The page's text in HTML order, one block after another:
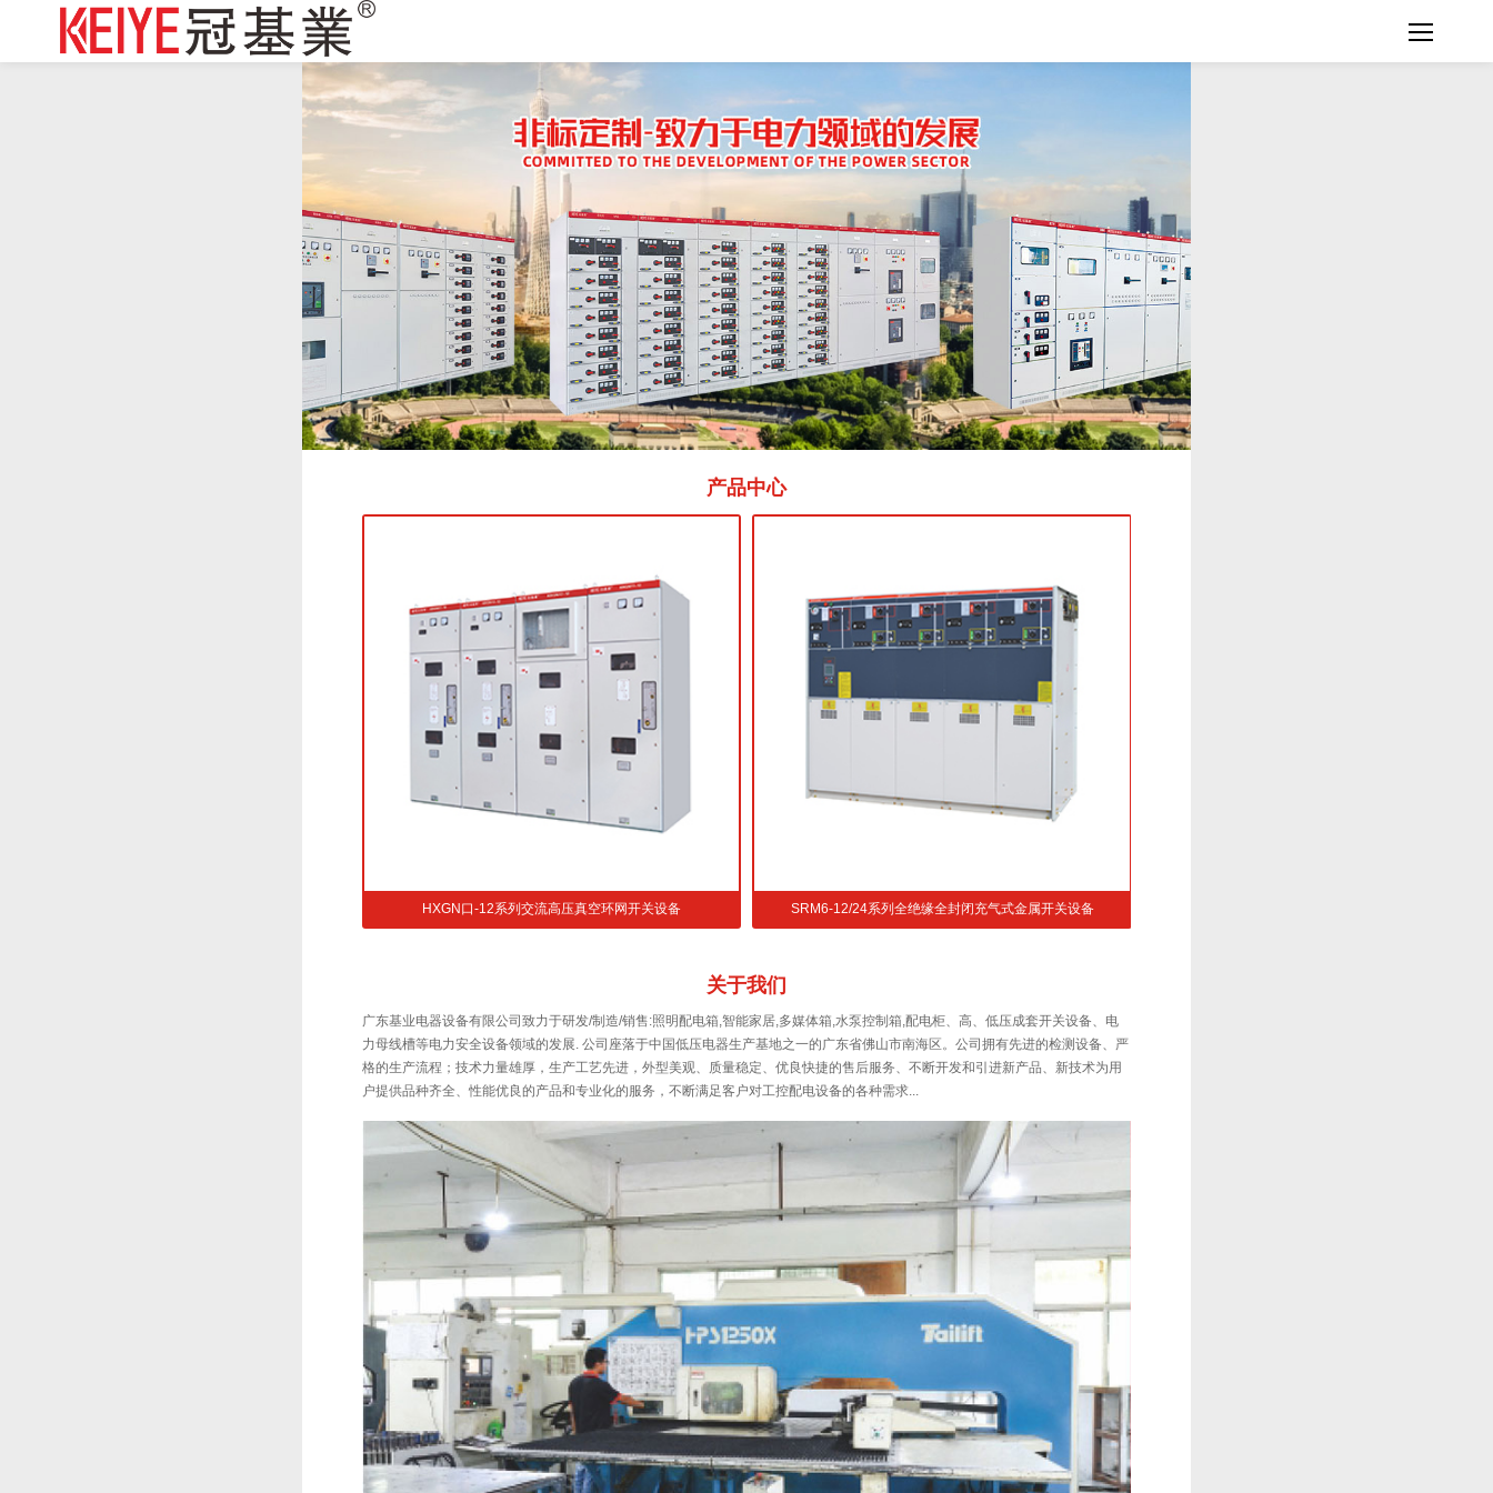
产品中心
SRM6-12/24系列全绝缘全封闭充气式金属开关设备 GTXGN口-12/24系列固体绝缘环网开关柜
关于我们
广东基业电器设备有限公司致力于研发/制造/销售:照明配电箱,智能家居,多媒体箱,水泵控制箱,配电柜、高、低压成套开关设备、电
力母线槽等电力安全设备领域的发展. 公司座落于中国低压电器生产基地之一的广东省佛山市南海区。公司拥有先进的检测设备、严
格的生产流程；技术力量雄厚，生产工艺先进，外型美观、质量稳定、优良快捷的售后服务、不断开发和引进新产品、新技术为用
户提供品种齐全、性能优良的产品和专业化的服务，不断满足客户对工控配电设备的各种需求...